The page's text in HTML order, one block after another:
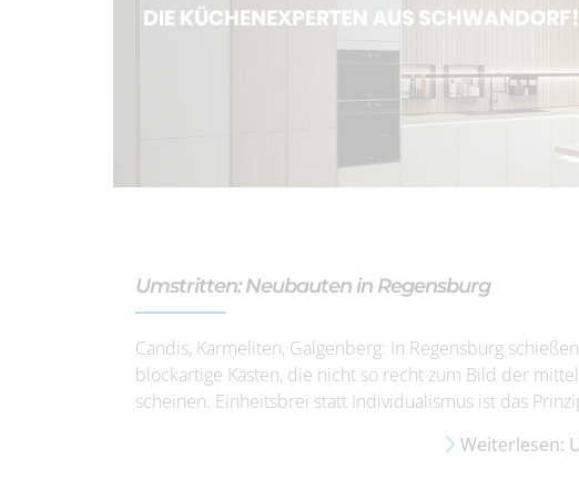
Umstritten: Neubauten in Regensburg
Candis, Karmeliten, Galgenberg: In Regensburg
blockartige Kästen, die nicht so recht zum Bild der
scheinen. Einheitsbrei statt Individualismus ist das
Weiterlesen: